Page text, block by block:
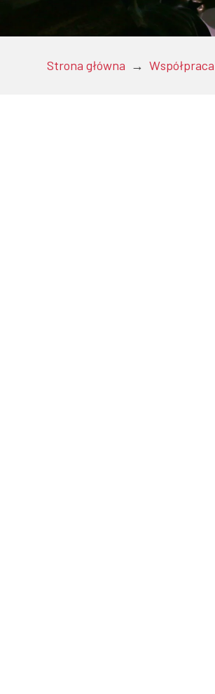
Strona główna → Współpraca
Doktoranci